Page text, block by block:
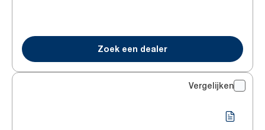
Zoek een dealer
Vergelijken